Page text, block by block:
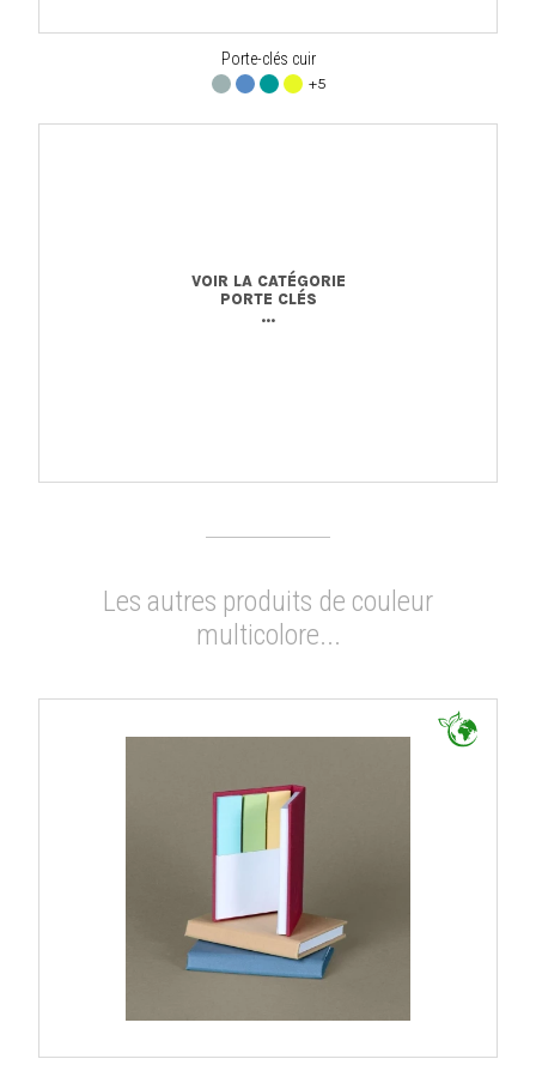
Porte-clés cuir
+5
VOIR LA CATÉGORIE
PORTE CLÉS
...
Les autres produits de couleur
multicolore...